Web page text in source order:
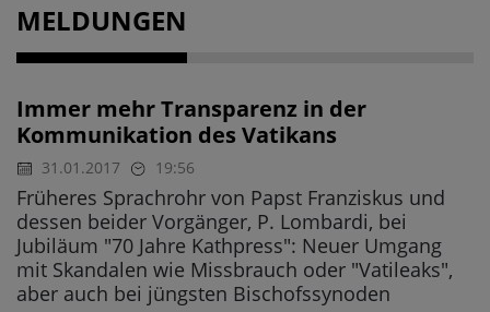
MELDUNGEN
Immer mehr Transparenz in der
Kommunikation des Vatikans
31.01.2017 19:56
Früheres Sprachrohr von Papst Franziskus und
dessen beider Vorgänger, P. Lombardi, bei
Jubiläum "70 Jahre Kathpress": Neuer Umgang
mit Skandalen wie Missbrauch oder "Vatileaks",
aber auch bei jüngsten Bischofssynoden